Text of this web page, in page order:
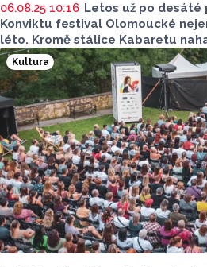
06.08.25 10:16 Letos už po desáté
Konviktu festival Olomoucké
léto. Kromě stálice Kabaretu
se diváci mohou těšit i na
nebo premiéru hry Králové
ani na dětské publikum a uvede
včetně novinky Terezka a
diváky na festivalu čeká a jaká
jsme si povídali s ředitelem
Vladislavem Kracíkem.
Kultura